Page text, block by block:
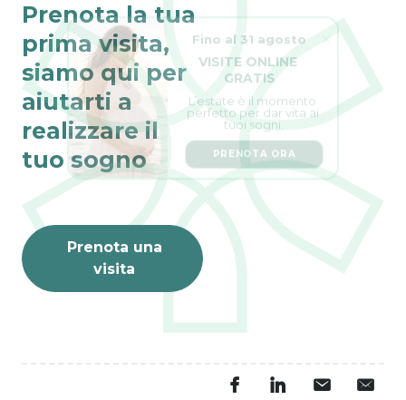
Prenota la tua
prima visita,
siamo qui per
aiutarti a
realizzare il
tuo sogno
Prenota una
visita
VISITE ONLINE
GRATIS
L’estate è il momento
perfetto per dar vita ai
tuoi sogni.
PRENOTA ORA
Fino al 31 agosto